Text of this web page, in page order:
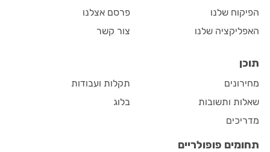
הפיקוח שלנו
האפליקציה שלנו
פרסם אצלנו
צור קשר
תוכן
מחירונים
שאלות ותשובות
מדריכים
תקלות ועבודות
בלוג
תחומים פופולריים